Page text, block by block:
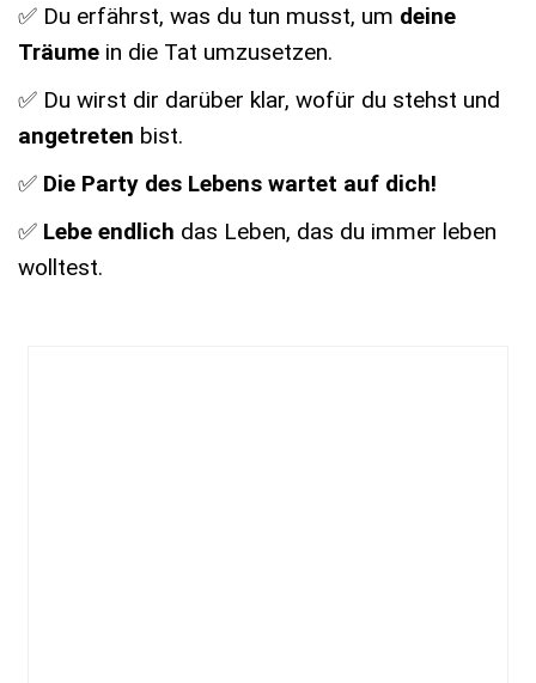
✅ Du erfährst, was du tun musst, um deine
Träume in die Tat umzusetzen.
✅ Du wirst dir darüber klar, wofür du stehst und
angetreten bist.
✅ Die Party des Lebens wartet auf dich!
✅ Lebe endlich das Leben, das du immer leben
wolltest.